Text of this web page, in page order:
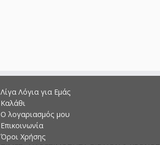
Λίγα Λόγια για Εμάς
Καλάθι
Ο λογαριασμός μου
Επικοινωνία
Όροι Χρήσης